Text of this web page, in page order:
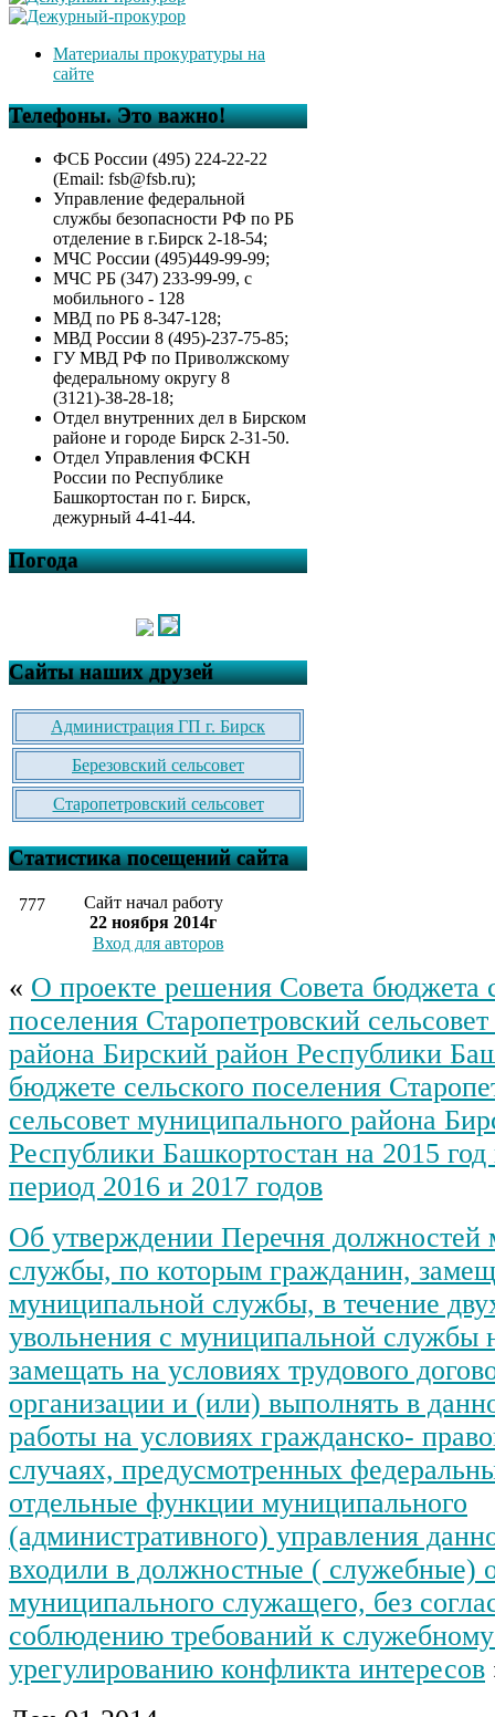
Материалы прокуратуры на
сайте
Телефоны. Это важно!
ФСБ России (495) 224-22-22
(Email: fsb@fsb.ru);
Управление федеральной
службы безопасности РФ по РБ
отделение в г.Бирск 2-18-54;
МЧС России (495)449-99-99;
МЧС РБ (347) 233-99-99, с
мобильного - 128
МВД по РБ 8-347-128;
МВД России 8 (495)-237-75-85;
ГУ МВД РФ по Приволжскому
федеральному округу 8
(3121)-38-28-18;
Отдел внутренних дел в Бирском
районе и городе Бирск 2-31-50.
Отдел Управления ФСКН
России по Республике
Башкортостан по г. Бирск,
дежурный 4-41-44.
Погода
Сайты наших друзей
Администрация ГП г. Бирск
Березовский сельсовет
Старопетровский сельсовет
Статистика посещений сайта
777
Сайт начал работу
22 ноября 2014г
Вход для авторов
« О проекте решения Совета бюджета
поселения Старопетровский
района Бирский район Республики
бюджете сельского поселения
сельсовет муниципального района
Республики Башкортостан на 2015
период 2016 и 2017 годов
Об утверждении Перечня должностей
службы, по которым гражданин,
муниципальной службы, в течение
увольнения с муниципальной службы
замещать на условиях трудового
организации и (или) выполнять в
работы на условиях гражданско-
случаях, предусмотренных
отдельные функции муниципального
(административного) управления
входили в должностные ( служебные)
муниципального служащего, без
соблюдению требований к
урегулированию конфликта интересов